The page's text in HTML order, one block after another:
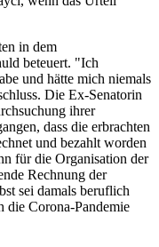
in dem
beteuert. "Ich
und hätte mich niemals
Die Ex-Senatorin
ihrer
dass die erbrachten
und bezahlt worden
für die Organisation der
Rechnung der
sei damals beruflich
die Corona-Pandemie